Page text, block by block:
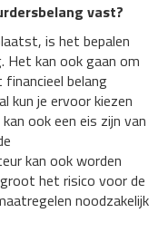
vast?
is het bepalen
Het kan ook gaan om
belang
kun je ervoor kiezen
ook een eis zijn van
kan ook worden
het risico voor de
noodzakelijk